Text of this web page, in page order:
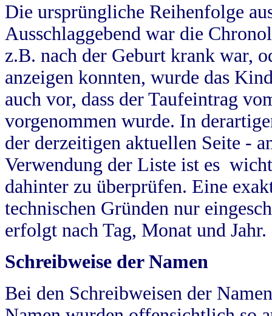
Die ursprüngliche Reihenfolge
Ausschlaggebend war die
z.B. nach der Geburt krank war,
anzeigen konnten, wurde das
auch vor, dass der Taufeintrag
vorgenommen wurde. In
der derzeitigen aktuellen Seite -
Verwendung der Liste ist es
dahinter zu überprüfen. Eine
technischen Gründen nur
erfolgt nach Tag, Monat und Jahr.
Schreibweise der Namen
Bei den Schreibweisen der